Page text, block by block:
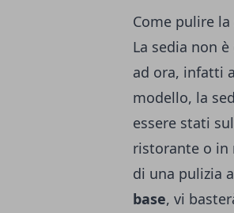
Come pulire la
La sedia non
ad ora, infatti
modello, la
essere stati
ristorante o in
di una pulizia
base, vi